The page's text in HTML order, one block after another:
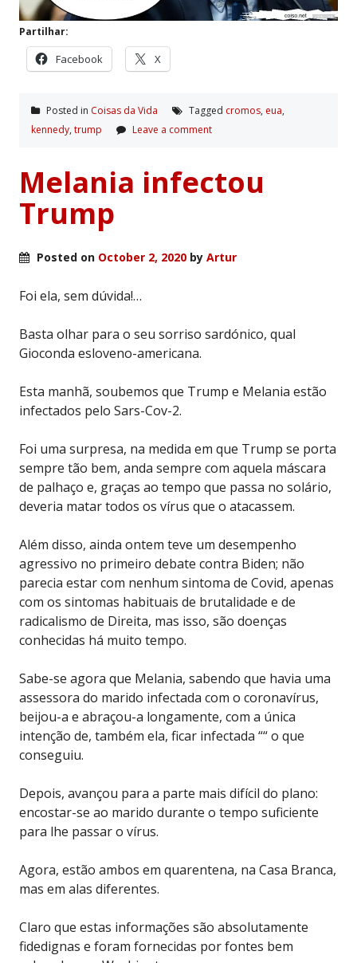
Partilhar:
Facebook X
Posted in Coisas da Vida Tagged cromos, eua,
kennedy, trump Leave a comment
Melania infectou
Trump
Posted on October 2, 2020 by Artur
Foi ela, sem dúvida!…
Basta olhar para o seu sorriso sardónico, qual
Gioconda esloveno-americana.
Esta manhã, soubemos que Trump e Melania estão
infectados pelo Sars-Cov-2.
Foi uma surpresa, na medida em que Trump se porta
sempre tão bem, anda sempre com aquela máscara
de palhaço e, graças ao tempo que passa no solário,
deveria matar todos os vírus que o atacassem.
Além disso, ainda ontem teve um desempenho
agressivo no primeiro debate contra Biden; não
parecia estar com nenhum sintoma de Covid, apenas
com os sintomas habituais de brutalidade e de
radicalismo de Direita, mas isso, são doenças
conhecidas há muito tempo.
Sabe-se agora que Melania, sabendo que havia uma
assessora do marido infectada com o coronavírus,
beijou-a e abraçou-a longamente, com a única
intenção de, também ela, ficar infectada ““ o que
conseguiu.
Depois, avançou para a parte mais difícil do plano:
encostar-se ao marido durante o tempo suficiente
para lhe passar o vírus.
Agora, estão ambos em quarentena, na Casa Branca,
mas em alas diferentes.
Claro que estas informações são absolutamente
fidedignas e foram fornecidas por fontes bem